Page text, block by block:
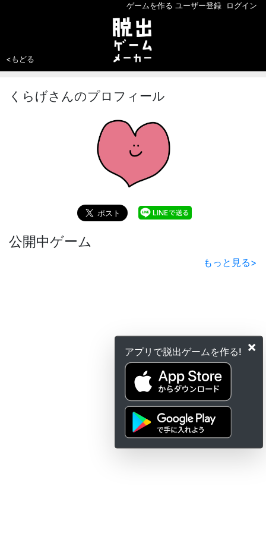
×
アプリで脱出ゲームを作る!
ゲームを作る ユーザー登録 ログイン
<もどる
くらげさんのプロフィール
公開中ゲーム
もっと見る>